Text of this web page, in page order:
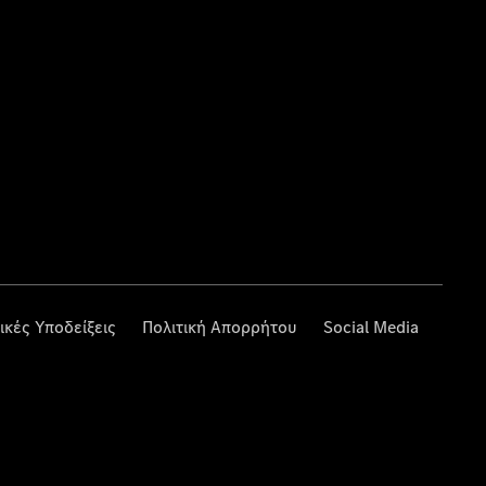
Υποδείξεις Πολιτική Απορρήτου Social Media